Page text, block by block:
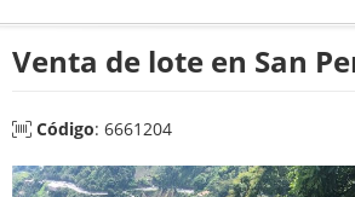
Venta de lote en San
Código: 6661204